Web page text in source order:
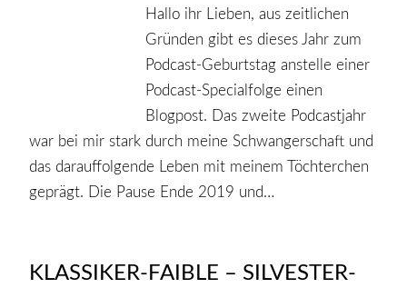
Hallo ihr Lieben, aus zeitlichen
Gründen gibt es dieses Jahr zum
Podcast-Geburtstag anstelle einer
Podcast-Specialfolge einen
Blogpost. Das zweite Podcastjahr
war bei mir stark durch meine Schwangerschaft und
das darauffolgende Leben mit meinem Töchterchen
geprägt. Die Pause Ende 2019 und…
KLASSIKER-FAIBLE – SILVESTER-